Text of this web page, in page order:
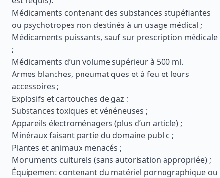
Médicaments contenant des substances stupéfiantes
ou psychotropes non destinés à un usage médical ;
Médicaments puissants, sauf sur prescription médicale
;
Médicaments d’un volume supérieur à 500 ml.
Armes blanches, pneumatiques et à feu et leurs
accessoires ;
Explosifs et cartouches de gaz ;
Substances toxiques et vénéneuses ;
Appareils électroménagers (plus d’un article) ;
Minéraux faisant partie du domaine public ;
Plantes et animaux menacés ;
Monuments culturels (sans autorisation appropriée) ;
Équipement contenant du matériel pornographique ou